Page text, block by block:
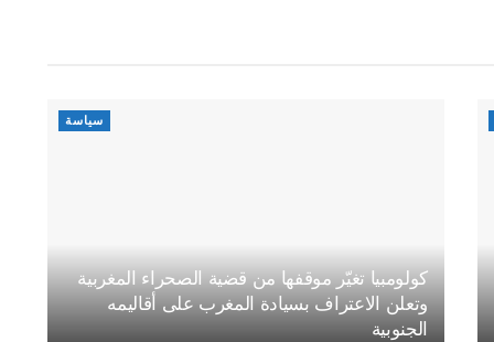
سياسة
كولومبيا تغيّر موقفها من قضية الصحراء المغربية
وتعلن الاعتراف بسيادة المغرب على أقاليمه
الجنوبية